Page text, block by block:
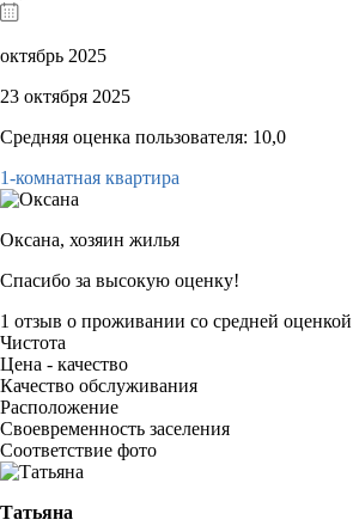
октябрь 2025
23 октября 2025
Средняя оценка пользователя: 10,0
1-комнатная квартира
Оксана, хозяин жилья
Спасибо за высокую оценку!
1 отзыв о проживании со средней оценкой
Чистота
Цена - качество
Качество обслуживания
Расположение
Своевременность заселения
Соответствие фото
Татьяна